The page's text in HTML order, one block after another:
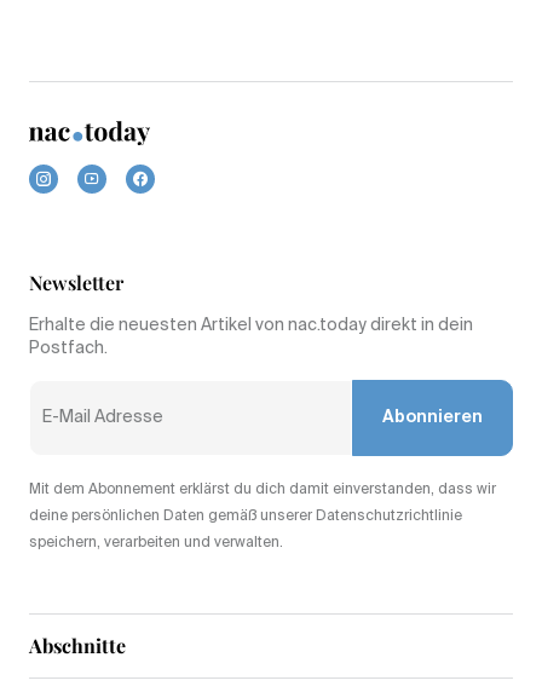
Abschnitte
Newsletter
Erhalte die neuesten Artikel von nac.today direkt in dein
Postfach.
Abonnieren
Mit dem Abonnement erklärst du dich damit einverstanden, dass wir
deine persönlichen Daten gemäß unserer Datenschutzrichtlinie
speichern, verarbeiten und verwalten.